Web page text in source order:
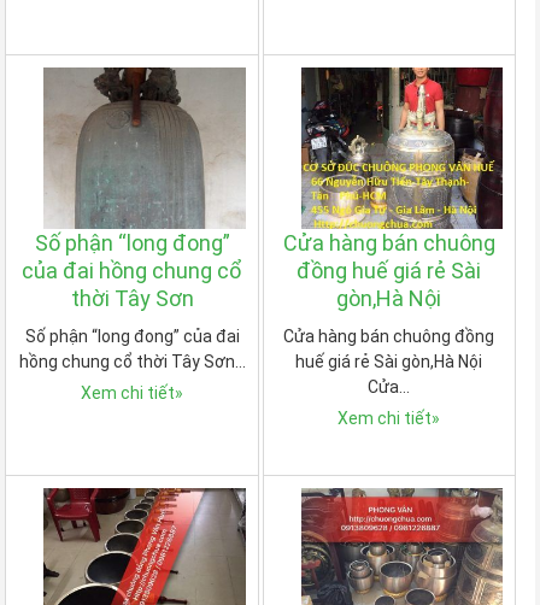
Số phận “long đong”
của đai hồng chung cổ
thời Tây Sơn
Số phận “long đong” của đai
hồng chung cổ thời Tây Sơn…
Xem chi tiết»
Cửa hàng bán chuông
đồng huế giá rẻ Sài
gòn,Hà Nội
Cửa hàng bán chuông đồng
huế giá rẻ Sài gòn,Hà Nội
Cửa…
Xem chi tiết»